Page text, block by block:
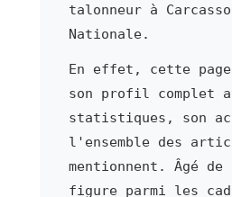
talonneur à
Nationale.
En effet, cette page
son profil complet
statistiques, son
l'ensemble des
mentionnent. Âgé
figure parmi les